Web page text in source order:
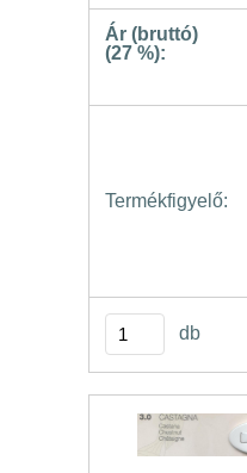
Ár (bruttó)
(27 %):
Termékfigyelő:
db